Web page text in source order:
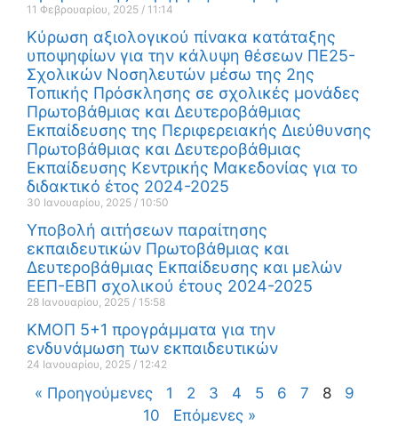
11 Φεβρουαρίου, 2025 11:14
Κύρωση αξιολογικού πίνακα κατάταξης
υποψηφίων για την κάλυψη θέσεων ΠΕ25-
Σχολικών Νοσηλευτών μέσω της 2ης
Τοπικής Πρόσκλησης σε σχολικές μονάδες
Πρωτοβάθμιας και Δευτεροβάθμιας
Εκπαίδευσης της Περιφερειακής Διεύθυνσης
Πρωτοβάθμιας και Δευτεροβάθμιας
Εκπαίδευσης Κεντρικής Μακεδονίας για το
διδακτικό έτος 2024-2025
30 Ιανουαρίου, 2025 10:50
Υποβολή αιτήσεων παραίτησης
εκπαιδευτικών Πρωτοβάθμιας και
Δευτεροβάθμιας Εκπαίδευσης και μελών
ΕΕΠ-ΕΒΠ σχολικού έτους 2024-2025
28 Ιανουαρίου, 2025 15:58
ΚΜΟΠ 5+1 προγράμματα για την
ενδυνάμωση των εκπαιδευτικών
24 Ιανουαρίου, 2025 12:42
« Προηγούμενες 1 2 3 4 5 6 7 8
9
10
Επόμενες »